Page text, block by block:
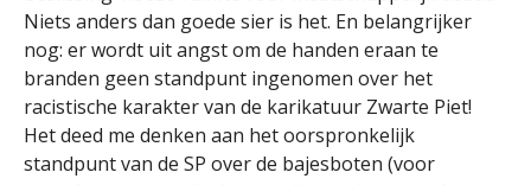
Niets anders dan goede sier is het. En belangrijker
nog: er wordt uit angst om de handen eraan te
branden geen standpunt ingenomen over het
racistische karakter van de karikatuur Zwarte Piet!
Het deed me denken aan het oorspronkelijk
standpunt van de SP over de bajesboten (voor